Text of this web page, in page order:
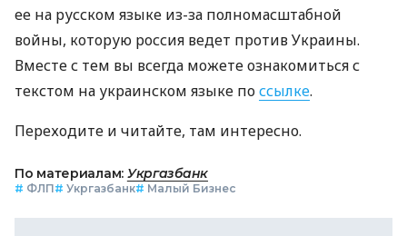
ее на русском языке из-за полномасштабной
войны, которую россия ведет против Украины.
Вместе с тем вы всегда можете ознакомиться с
текстом на украинском языке поссылке.
Переходите и читайте, там интересно.
По материалам: Укргазбанк
# ФЛП# Укргазбанк# Малый Бизнес